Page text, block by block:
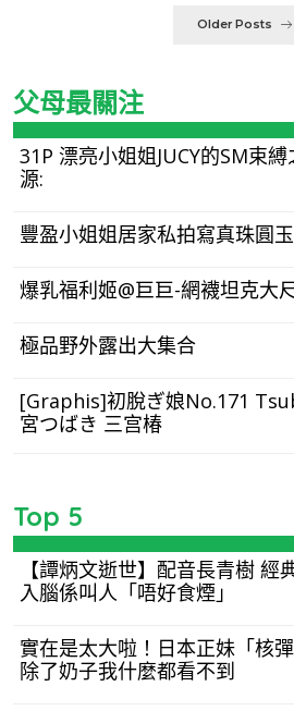
Older Posts
父母最關注
31P 漂亮小姐姐JUCY的SM束
源:
豐盈小姐姐居家私拍寫真珠圓
爆乳福利姬@巨巨-網襪坦克大
極品野外露出大集合
[Graphis]初脫ぎ娘No.171
宮つばき 三宫椿
Top 5
【譚炳文逝世】配音長青樹 經
入腦係叫人「唔好食煙」
實在是太大啦！日本正妹「核
除了奶子我什麼都看不到